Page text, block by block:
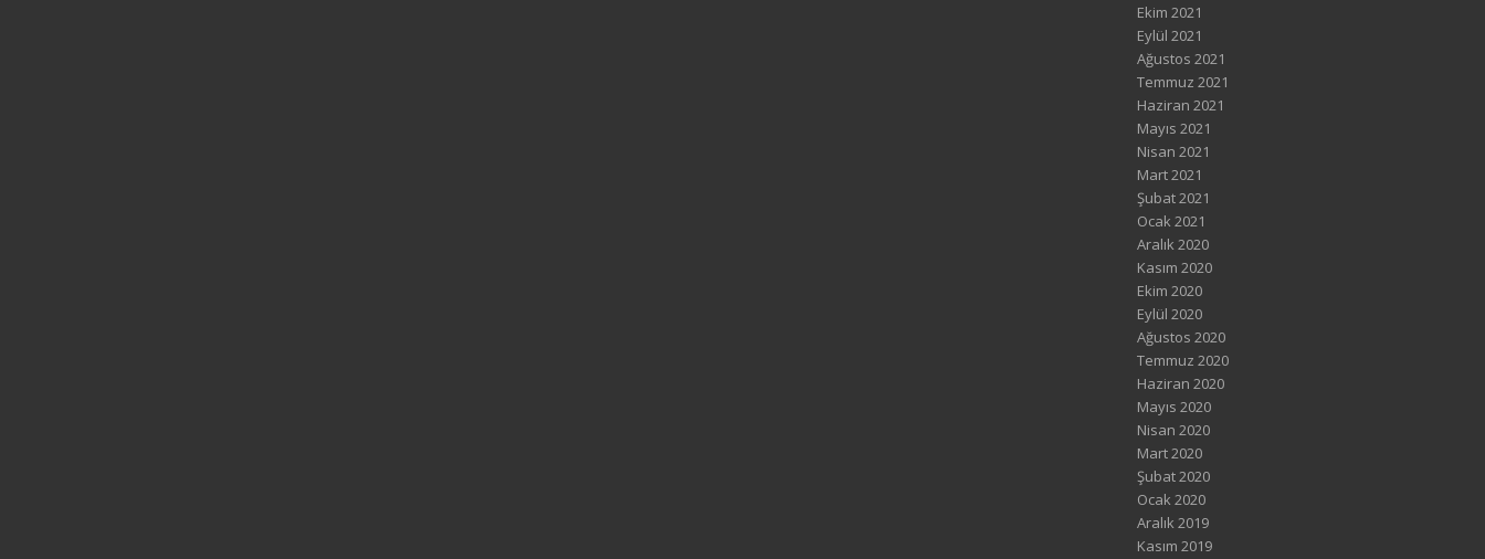
Ekim 2021
Eylül 2021
Ağustos 2021
Temmuz 2021
Haziran 2021
Mayıs 2021
Nisan 2021
Mart 2021
Şubat 2021
Ocak 2021
Aralık 2020
Kasım 2020
Ekim 2020
Eylül 2020
Ağustos 2020
Temmuz 2020
Haziran 2020
Mayıs 2020
Nisan 2020
Mart 2020
Şubat 2020
Ocak 2020
Aralık 2019
Kasım 2019